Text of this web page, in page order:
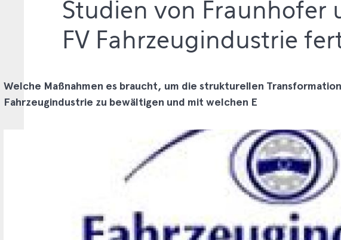
G
T
I
Studien von Fraunhofer
FV Fahrzeugindustrie
Welche Maßnahmen es braucht, um die strukturellen
Fahrzeugindustrie zu bewältigen und mit welchen E